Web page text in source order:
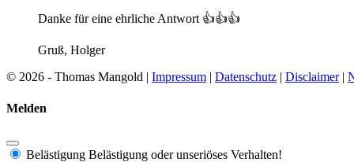
Danke für eine ehrliche Antwort 👍👍👍
Gruß, Holger
© 2026 - Thomas Mangold | Impressum | Datenschutz | Disclaimer|
Melden
Belästigung Belästigung oder unseriöses Verhalten!